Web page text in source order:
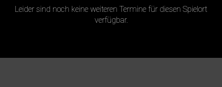
Leider sind noch keine weiteren Termine für diesen Spielort
verfügbar.